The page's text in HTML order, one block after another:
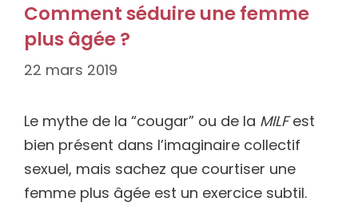
Comment séduire une femme
plus âgée ?
22 mars 2019
Le mythe de la “cougar” ou de la MILFest
bien présent dans l’imaginaire collectif
sexuel, mais sachez que courtiser une
femme plus âgée est un exercice subtil.